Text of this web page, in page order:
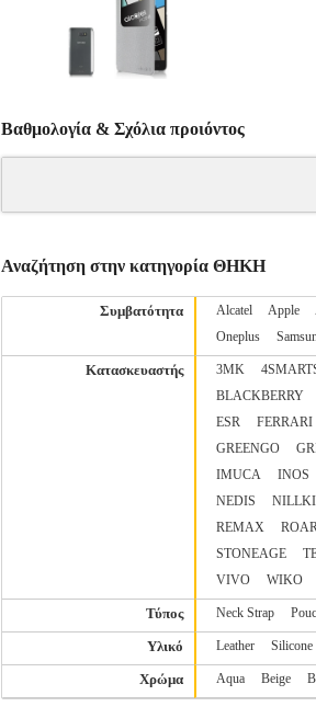
Βαθμολογία & Σχόλια προιόντος
Αναζήτηση στην κατηγορία ΘΗΚΗ
Συμβατότητα Alcatel Apple
Oneplus
Κατασκευαστής 3MK
BLACKBERRY
ESR
FERRARI
GREENGO
IMUCA
INOS
NEDIS
REMAX
STONEAGE
VIVO
WIKO
Τύπος Neck Strap
Υλικό Leather Silicone
Χρώμα Aqua Beige